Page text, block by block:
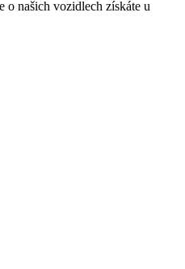
o našich vozidlech získáte u